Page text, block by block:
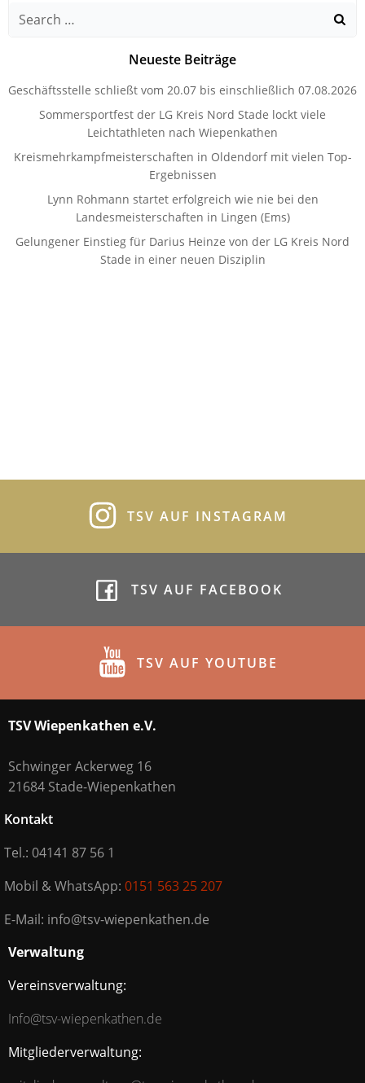
Search
Neueste Beiträge
Geschäftsstelle schließt vom 20.07 bis einschließlich 07.08.2026
Sommersportfest der LG Kreis Nord Stade lockt viele
Leichtathleten nach Wiepenkathen
Kreismehrkampfmeisterschaften in Oldendorf mit vielen Top-
Ergebnissen
Lynn Rohmann startet erfolgreich wie nie bei den
Landesmeisterschaften in Lingen (Ems)
Gelungener Einstieg für Darius Heinze von der LG Kreis Nord
Stade in einer neuen Disziplin
TSV AUF INSTAGRAM
TSV AUF FACEBOOK
TSV AUF YOUTUBE
TSV Wiepenkathen e.V.
Schwinger Ackerweg 16
21684 Stade-Wiepenkathen
Kontakt
Tel.: 04141 87 56 1
Mobil & WhatsApp: 0151 563 25 207
E-Mail: info@tsv-wiepenkathen.de
Verwaltung
Vereinsverwaltung:
Info@tsv-wiepenkathen.de
Mitgliederverwaltung: